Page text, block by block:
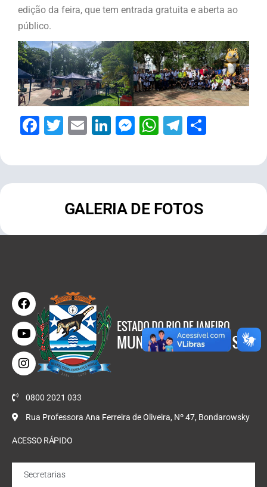
edição da feira, que tem entrada gratuita e aberta ao
público.
Facebook
Twitter
EmailLinkedIn
Messenger
WhatsApp
Telegram
GALERIA DE FOTOS
0800 2021 033
Rua Professora Ana Ferreira de Oliveira, Nº 47, Bondarowsky
ACESSO RÁPIDO
Secretarias